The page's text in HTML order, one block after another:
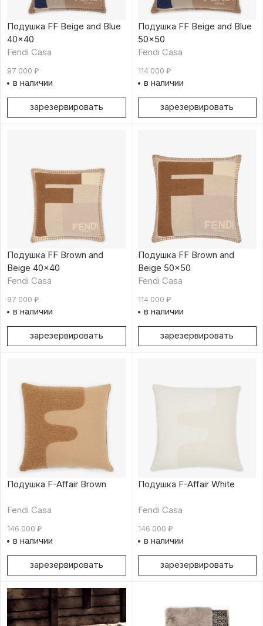
Подушка FF Beige and Blue
40×40
Fendi Casa
97 000 ₽
в наличии
зарезервировать
Подушка FF Beige and Blue
50×50
Fendi Casa
114 000 ₽
в наличии
зарезервировать
Подушка FF Brown and
Beige 40×40
Fendi Casa
97 000 ₽
в наличии
зарезервировать
Подушка FF Brown and
Beige 50×50
Fendi Casa
114 000 ₽
в наличии
зарезервировать
Подушка F-Affair Brown
Fendi Casa
146 000 ₽
в наличии
зарезервировать
Подушка F-Affair White
Fendi Casa
146 000 ₽
в наличии
зарезервировать